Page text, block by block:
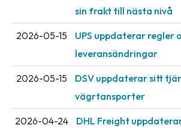
sin frakt till nästa nivå
2026-05-15
UPS uppdaterar
leveransändringar
2026-05-15
DSV uppdaterar sitt
vägrtansporter
2026-04-24 DHL Freight